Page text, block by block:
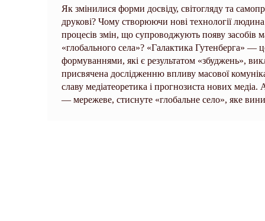
Як змінилися форми досвіду, світогляду та
друкові? Чому створюючи нові технології
процесів змін, що супроводжують появу засобів
«глобального села»? «Галактика Гутенберга» —
формуваннями, які є результатом «збуджень»,
присвячена дослідженню впливу масової
славу медіатеоретика і прогнозиста нових медіа.
— мережеве, стиснуте «глобальне село», яке